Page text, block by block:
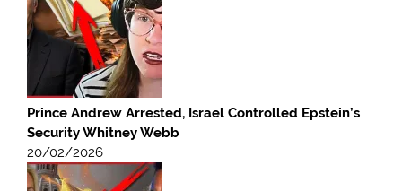
Prince Andrew Arrested, Israel Controlled Epstein’s
Security Whitney Webb
20/02/2026